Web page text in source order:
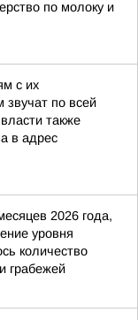
по молоку и
с их
по всей
также
в адрес
2026 года,
уровня
количество
грабежей